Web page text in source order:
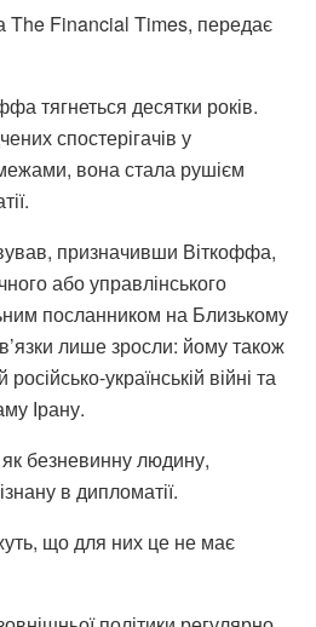
Financial Times, передає
тягнеться десятки років.
спостерігачів у
вона стала рушієм
призначивши Віткоффа,
або управлінського
посланником на Близькому
лише зросли: йому також
українській війні та
Ірану.
безневинну людину,
в дипломатії.
що для них це не має